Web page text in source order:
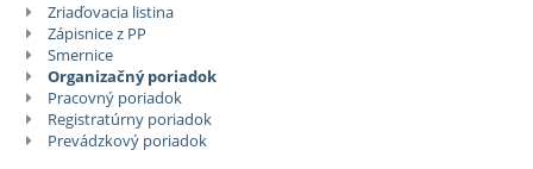
Škola
informuje
Zriaďovacia listina
Zápisnice z PP
Smernice
Organizačný poriadok
Pracovný poriadok
Registratúrny poriadok
Prevádzkový poriadok